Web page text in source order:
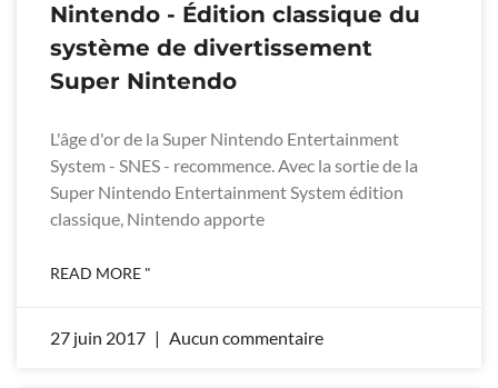
Nintendo - Édition classique du
système de divertissement
Super Nintendo
L'âge d'or de la Super Nintendo Entertainment
System - SNES - recommence. Avec la sortie de la
Super Nintendo Entertainment System édition
classique, Nintendo apporte
READ MORE "
27 juin 2017 Aucun commentaire